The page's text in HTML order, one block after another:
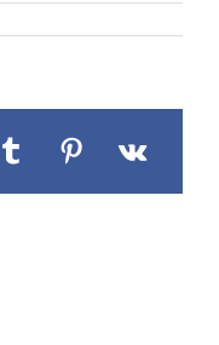
TumblrPinterest
Vk